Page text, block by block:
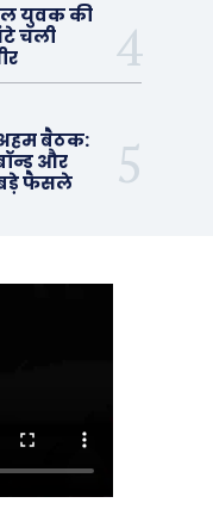
युवक की
चली
बैठक:
और
बड़े फैसले